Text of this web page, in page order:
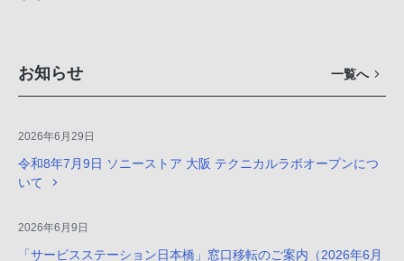
お知らせ 一覧へ
2026年6月29日
令和8年7月9日 ソニーストア 大阪 テクニカルラボオープンにつ
いて
2026年6月9日
「サービスステーション日本橋」窓口移転のご案内（2026年6月